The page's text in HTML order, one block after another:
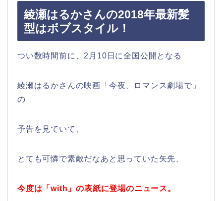
綾瀬はるかさんの2018年最新髪
型はボブスタイル！
つい数時間前に、2月10日に全国公開となる
綾瀬はるかさんの映画「今夜、ロマンス劇場で」
の
予告を見ていて、
とても可憐で素敵だなあと思っていた矢先、
今度は「with」の表紙に登場のニュース。